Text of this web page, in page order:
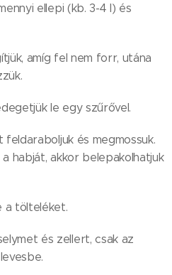
ellepi (kb. 3-4 l) és
amíg fel nem forr, utána
le egy szűrővel.
és megmossuk.
habját, akkor belepakolhatjuk
a tölteléket.
és zellert, csak az